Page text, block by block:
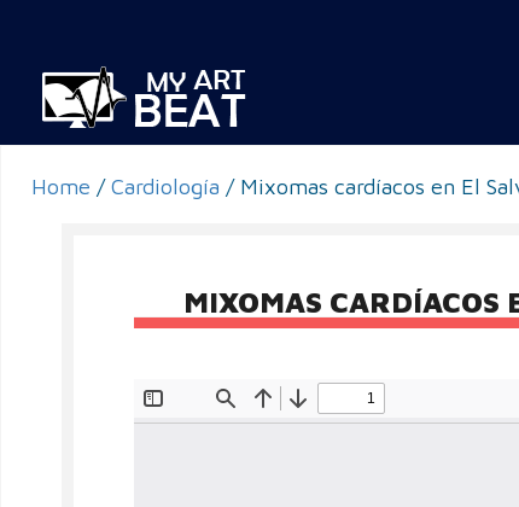
Home /Cardiología / Mixomas cardíacos en El
MIXOMAS CARDÍACOS